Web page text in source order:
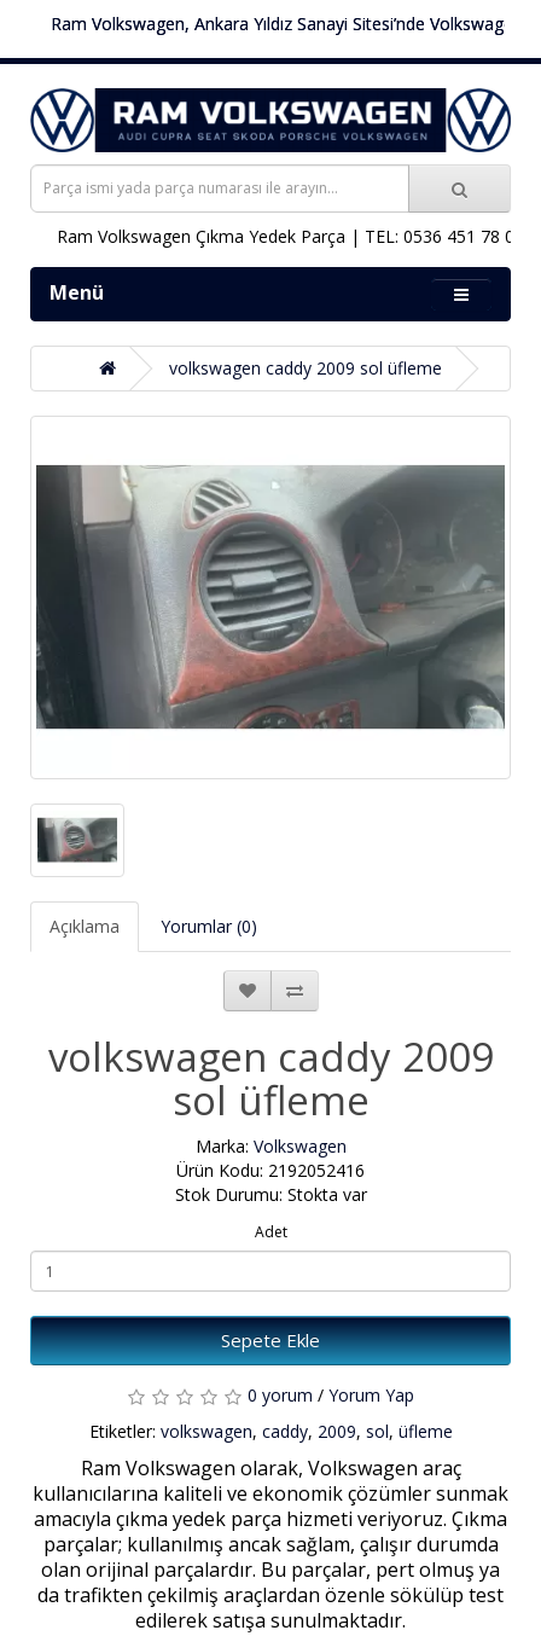
Ram Volkswagen, Ankara Yıldız Sanayi Sitesi’nde Volkswagen
Ram Volkswagen Çıkma Yedek Parça | TEL: 0536 451 78 00
Menü
volkswagen caddy 2009 sol üfleme
Açıklama Yorumlar (0)
volkswagen caddy 2009
sol üfleme
Marka: Volkswagen
Ürün Kodu: 2192052416
Stok Durumu: Stokta var
Adet
Sepete Ekle
0 yorum / Yorum Yap
Etiketler: volkswagen, caddy, 2009, sol, üfleme
Ram Volkswagen olarak, Volkswagen araç
kullanıcılarına kaliteli ve ekonomik çözümler sunmak
amacıyla çıkma yedek parça hizmeti veriyoruz. Çıkma
parçalar; kullanılmış ancak sağlam, çalışır durumda
olan orijinal parçalardır. Bu parçalar, pert olmuş ya
da trafikten çekilmiş araçlardan özenle sökülüp test
edilerek satışa sunulmaktadır.